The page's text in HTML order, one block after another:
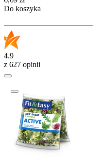
Do koszyka
4.9
z 627 opinii